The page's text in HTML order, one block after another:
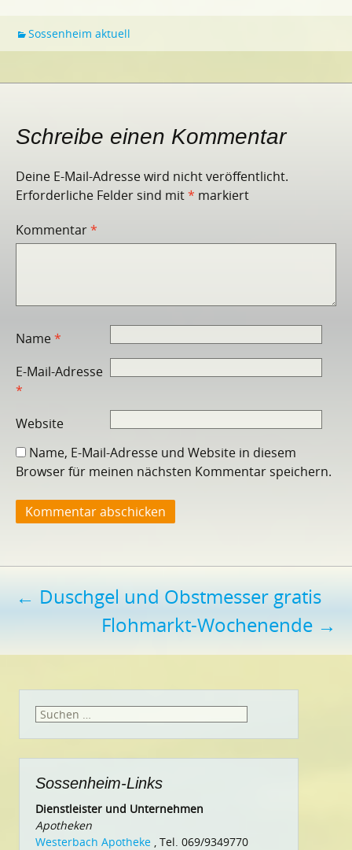
Sossenheim aktuell
Schreibe einen Kommentar
Deine E-Mail-Adresse wird nicht veröffentlicht.
Erforderliche Felder sind mit* markiert
Kommentar*
Name*
E-Mail-Adresse
*
Website
Name, E-Mail-Adresse und Website in diesem
Browser für meinen nächsten Kommentar speichern.
Beitragsnavigation
← Duschgel und Obstmesser gratis
Flohmarkt-Wochenende →
Suchen
Sossenheim-Links
Dienstleister und Unternehmen
Apotheken
Westerbach Apotheke , Tel. 069/9349770